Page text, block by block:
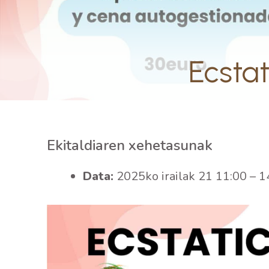
Ekitaldiaren xehetasunak
Data: 2025ko irailak 21 11:00 –